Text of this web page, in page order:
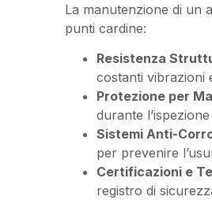
La manutenzione di un
punti cardine:
Resistenza
costanti vibrazioni
Protezione per
durante
Sistemi Anti-
per prevenire
Certificazioni e
registro di